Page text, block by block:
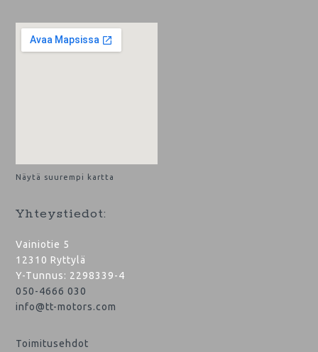
Footer
Näytä suurempi kartta
Yhteystiedot:
Vainiotie 5
12310 Ryttylä
Y-Tunnus: 2298339-4
050-4666 030
info@tt-motors.com
Toimitusehdot